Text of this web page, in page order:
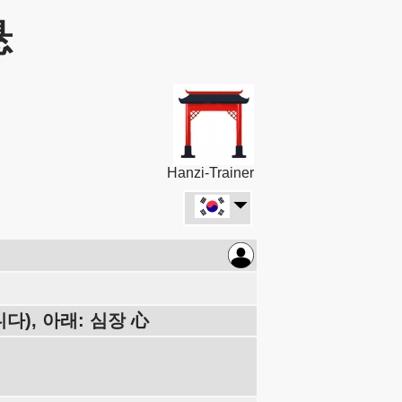
Hanzi-Trainer
다), 아래: 심장 心